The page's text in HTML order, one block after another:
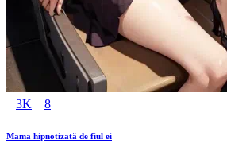
3K 8
Mama hipnotizată de fiul ei